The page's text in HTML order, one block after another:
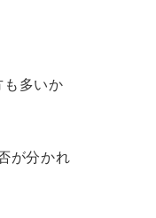
も多いか
が分かれ